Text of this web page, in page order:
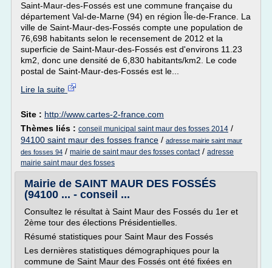
Saint-Maur-des-Fossés est une commune française du
département Val-de-Marne (94) en région Île-de-France. La
ville de Saint-Maur-des-Fossés compte une population de
76,698 habitants selon le recensement de 2012 et la
superficie de Saint-Maur-des-Fossés est d'environs 11.23
km2, donc une densité de 6,830 habitants/km2. Le code
postal de Saint-Maur-des-Fossés est le...
Lire la suite
Site : http://www.cartes-2-france.com
Thèmes liés : conseil municipal saint maur des fosses 2014 /
94100 saint maur des fosses france / adresse mairie saint maur
des fosses 94 / mairie de saint maur des fosses contact/ adresse
mairie saint maur des fosses
Mairie de SAINT MAUR DES FOSSÉS
(94100 ... - conseil ...
Consultez le résultat à Saint Maur des Fossés du 1er et
2ème tour des élections Présidentielles.
Résumé statistiques pour Saint Maur des Fossés
Les dernières statistiques démographiques pour la
commune de Saint Maur des Fossés ont été fixées en